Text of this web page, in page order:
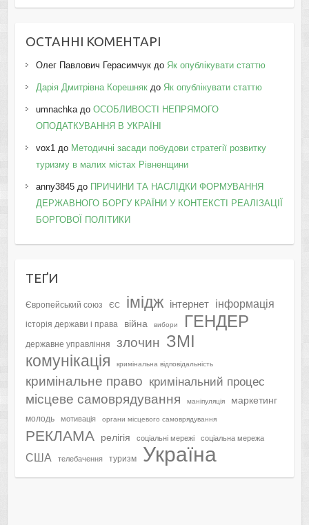
ОСТАННІ КОМЕНТАРІ
Олег Павлович Герасимчукдо Як опублікувати статтю
Дарія Дмитрівна Корешнякдо Як опублікувати статтю
umnachkaдо ОСОБЛИВОСТІ НЕПРЯМОГО
ОПОДАТКУВАННЯ В УКРАЇНІ
vox1до Методичні засади побудови стратегії розвитку
туризму в малих містах Рівненщини
anny3845до ПРИЧИНИ ТА НАСЛІДКИ ФОРМУВАННЯ
ДЕРЖАВНОГО БОРГУ КРАЇНИ У КОНТЕКСТІ РЕАЛІЗАЦІЇ
БОРГОВОЇ ПОЛІТИКИ
ТЕҐИ
Європейський союз ЄС імідж інтернет інформація
історія держави і права війна вибори ГЕНДЕР
державне управління злочин ЗМІ
комунікація кримінальна відповідальність
кримінальне право кримінальний процес
місцеве самоврядування маніпуляція маркетинг
молодь мотивація органи місцевого самоврядування
РЕКЛАМА релігія соціальні мережі соціальна мережа
США телебачення туризм Україна